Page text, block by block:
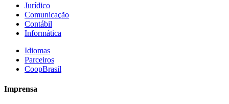
Jurídico
Comunicação
Contábil
Informática
Idiomas
Parceiros
CoopBrasil
Imprensa